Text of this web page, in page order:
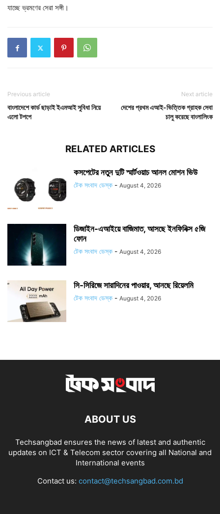
যাচ্ছে ভ্রমণের সেরা সঙ্গী।
Previous article
বাংলাদেশে কার্ড ছাড়াই ইএমআই সুবিধা নিয়ে
এলো টপপে
Next article
দেশের প্রথম এআই-ভিত্তিক গ্রাহক সেবা
চালু করেছে বাংলালিংক
RELATED ARTICLES
কসপেটের নতুন দুটি স্মার্টওয়াচ আনল মোশন ভিউ
টেক সংবাদ ডেস্ক - August 4, 2026
ডিজাইন-এআইয়ে বাজিমাত, আসছে ইনফিনিক্স ৫জি
ফোন
টেক সংবাদ ডেস্ক - August 4, 2026
সি-সিরিজে সারাদিনের পাওয়ার, আনছে রিয়েলমি
টেক সংবাদ ডেস্ক - August 4, 2026
ABOUT US
Techsangbad ensures the news of latest and authentic
updates on ICT & Telecom sector covering all National and
International events
Contact us: contact@techsangbad.com.bd